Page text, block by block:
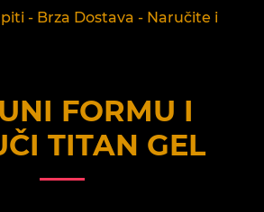
- Brza Dostava - Naručite i
FORMU I
TITAN GEL